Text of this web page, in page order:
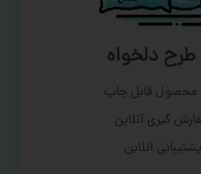
دلخواه
گیری آنلاین
پشتیبانی آنلاین